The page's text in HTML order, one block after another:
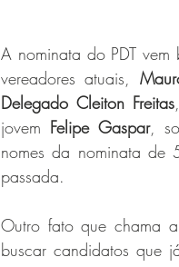
A nominata do PDT
vereadores atuais,
Delegado Cleiton Freitas
jovem Felipe Gaspar,
nomes da nominata
passada.
Outro fato que chama
buscar candidatos que